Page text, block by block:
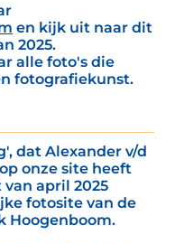
en kijk uit naar dit
2025.
alle foto's die
fotografiekunst.
dat Alexander v/d
onze site heeft
april 2025
fotosite van de
Hoogenboom.